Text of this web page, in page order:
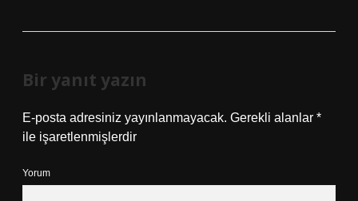
Bir yanıt yazın
E-posta adresiniz yayınlanmayacak. Gerekli alanlar *
ile işaretlenmişlerdir
Yorum